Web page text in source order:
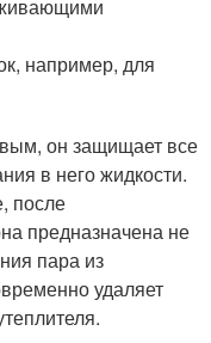
например, для
он защищает все
в него жидкости.
после
предназначена не
пара из
удаляет